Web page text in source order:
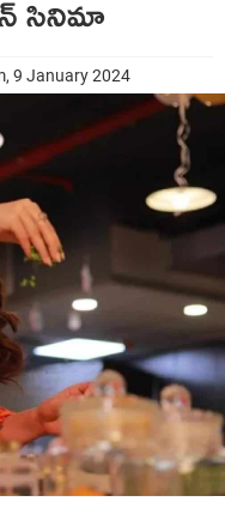
సినిమా
9 January 2024